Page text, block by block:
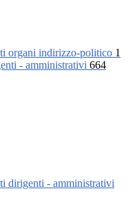
organi indirizzo-politico 1
- amministrativi 664
dirigenti - amministrativi